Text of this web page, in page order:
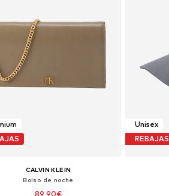
CALVIN KLEIN
Bolso de noche
89,90€
Unisex
REBAJAS